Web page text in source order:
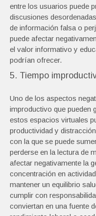
entre los usuarios puede
discusiones
de información falsa o
puede afectar
el valor informativo y
podrían ofrecer.
5. Tiempo
Uno de los aspectos
improductivo que pueden
estos espacios virtuales
productividad y
con la que se puede
perderse en la lectura de
afectar negativamente la
concentración en
mantener un equilibrio
cumplir con
conviertan en una fuente